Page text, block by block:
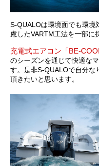
S-QUALOは環境面でも環境
慮したVARTM工法を一部に
充電式エアコン「BE-
のシーズンを通じて快適な
す。是非S-QUALOで自分な
頂きたいと思います。